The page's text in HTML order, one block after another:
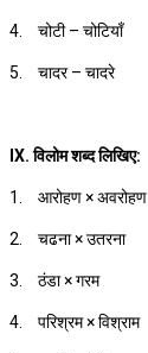
4. चोटी – चोटियाँ
5. चादर – चादरे
IX. विलोम शब्द लिखिए:
1. आरोहण × अवरोहण
2. चढना × उतरना
3. ठंडा × गरम
4. परिश्रम × विश्राम